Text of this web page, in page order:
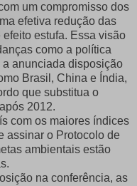
um compromisso dos
efetiva redução das
estufa. Essa visão
como a política
anunciada disposição
Brasil, China e Índia,
que substitua o
2012.
com os maiores índices
assinar o Protocolo de
ambientais estão
na conferência, as